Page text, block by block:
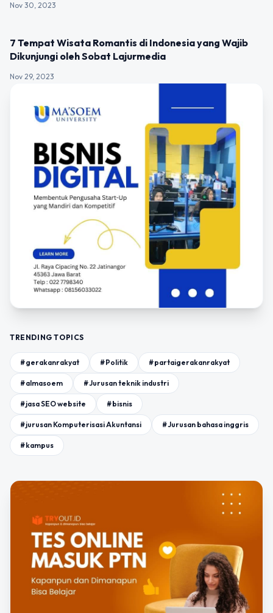
Nov 30, 2023
7 Tempat Wisata Romantis di Indonesia yang Wajib
Dikunjungi oleh Sobat Lajurmedia
Nov 29, 2023
TRENDING TOPICS
#gerakanrakyat #Politik #partaigerakanrakyat
#almasoem #Jurusan teknik industri
#jasa SEO website #bisnis
#jurusan Komputerisasi Akuntansi #Jurusan bahasa inggris
#kampus